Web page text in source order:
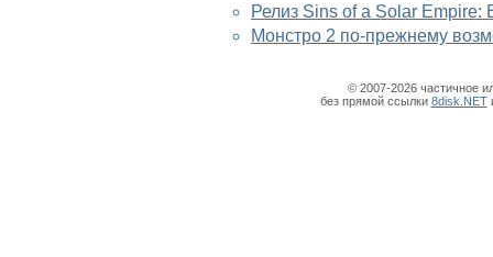
Релиз Sins of a Solar Empire:
Монстро 2 по-прежнему
© 2007-2026 частичное
без прямой ссылки 8disk.NET